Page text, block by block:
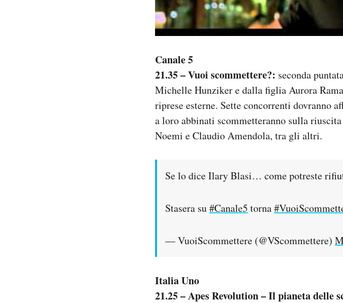
Canale 5
21.35 – Vuoi scommettere?: seconda
Michelle Hunziker e dalla figlia Aurora
riprese esterne. Sette concorrenti dovranno
a loro abbinati scommetteranno sulla
Noemi e Claudio Amendola, tra gli altri.
Se lo dice Ilary Blasi… come potreste
Stasera su#Canale5 torna
— VuoiScommettere (@VScommettere)
Italia Uno
21.25 – Apes Revolution – Il pianeta delle